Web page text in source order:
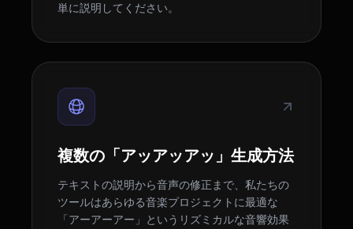
単に説明してください。
複数の「アッアッアッ」生成方法
テキストの説明から音声の修正まで、私たちの
ツールはあらゆる音楽プロジェクトに最適な
「アーアーアー」というリズミカルな音響効果